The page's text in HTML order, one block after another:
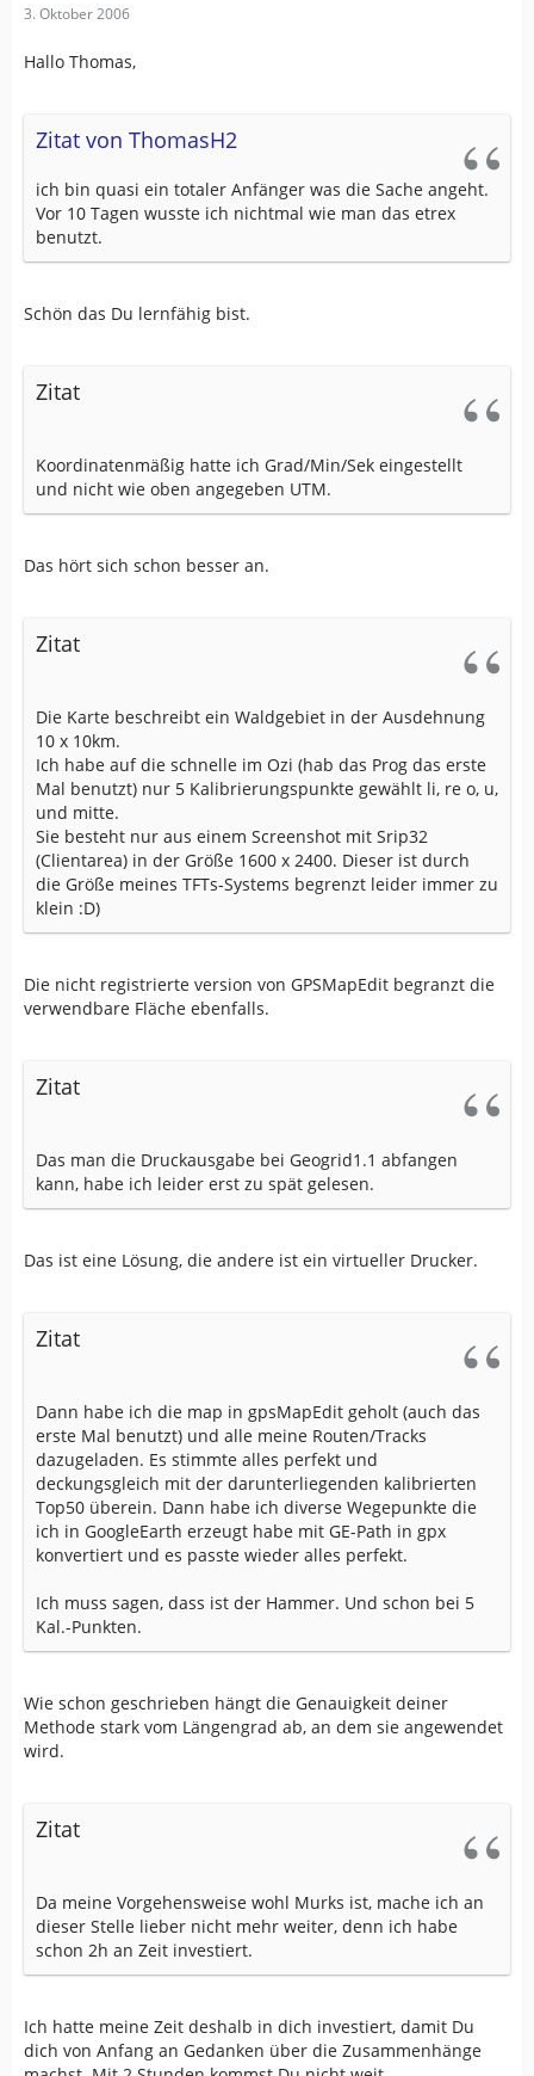
3. Oktober 2006
Hallo Thomas,
Zitat von ThomasH2
ich bin quasi ein totaler Anfänger was die Sache angeht.
Vor 10 Tagen wusste ich nichtmal wie man das etrex
benutzt.
Schön das Du lernfähig bist.
Zitat
Koordinatenmäßig hatte ich Grad/Min/Sek eingestellt
und nicht wie oben angegeben UTM.
Das hört sich schon besser an.
Zitat
Die Karte beschreibt ein Waldgebiet in der Ausdehnung
10 x 10km.
Ich habe auf die schnelle im Ozi (hab das Prog das erste
Mal benutzt) nur 5 Kalibrierungspunkte gewählt li, re o, u,
und mitte.
Sie besteht nur aus einem Screenshot mit Srip32
(Clientarea) in der Größe 1600 x 2400. Dieser ist durch
die Größe meines TFTs-Systems begrenzt leider immer zu
klein :D)
Die nicht registrierte version von GPSMapEdit begranzt die
verwendbare Fläche ebenfalls.
Zitat
Das man die Druckausgabe bei Geogrid1.1 abfangen
kann, habe ich leider erst zu spät gelesen.
Das ist eine Lösung, die andere ist ein virtueller Drucker.
Zitat
Dann habe ich die map in gpsMapEdit geholt (auch das
erste Mal benutzt) und alle meine Routen/Tracks
dazugeladen. Es stimmte alles perfekt und
deckungsgleich mit der darunterliegenden kalibrierten
Top50 überein. Dann habe ich diverse Wegepunkte die
ich in GoogleEarth erzeugt habe mit GE-Path in gpx
konvertiert und es passte wieder alles perfekt.
Ich muss sagen, dass ist der Hammer. Und schon bei 5
Kal.-Punkten.
Wie schon geschrieben hängt die Genauigkeit deiner
Methode stark vom Längengrad ab, an dem sie angewendet
wird.
Zitat
Da meine Vorgehensweise wohl Murks ist, mache ich an
dieser Stelle lieber nicht mehr weiter, denn ich habe
schon 2h an Zeit investiert.
Ich hatte meine Zeit deshalb in dich investiert, damit Du
dich von Anfang an Gedanken über die Zusammenhänge